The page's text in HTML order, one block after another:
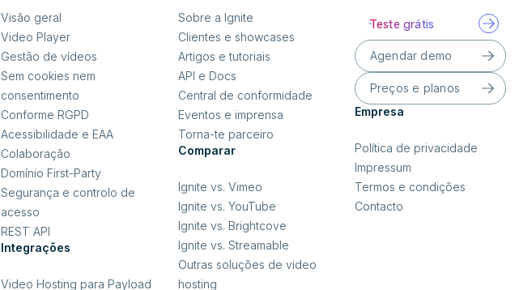
Visão geral
Video Player
Gestão de vídeos
Sem cookies nem
consentimento
Conforme RGPD
Acessibilidade e EAA
Colaboração
Domínio First-Party
Segurança e controlo de
acesso
REST API
Integrações
Video Hosting para Payload
Sobre a Ignite
Clientes e showcases
Artigos e tutoriais
API e Docs
Central de conformidade
Eventos e imprensa
Torna-te parceiro
Comparar
Ignite vs. Vimeo
Ignite vs. YouTube
Ignite vs. Brightcove
Ignite vs. Streamable
Outras soluções de video
hosting
Teste grátis
Agendar demo
Preços e planos
Empresa
Política de privacidade
Impressum
Termos e condições
Contacto